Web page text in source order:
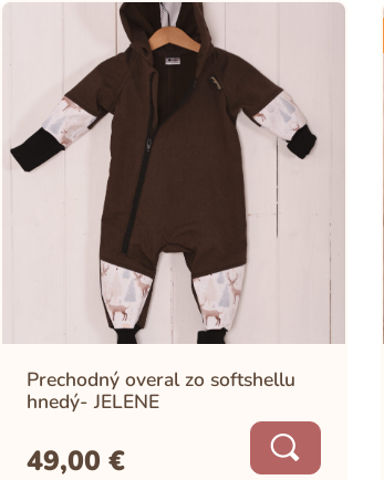
Prechodný overal zo softshellu
hnedý- JELENE
49,00 €